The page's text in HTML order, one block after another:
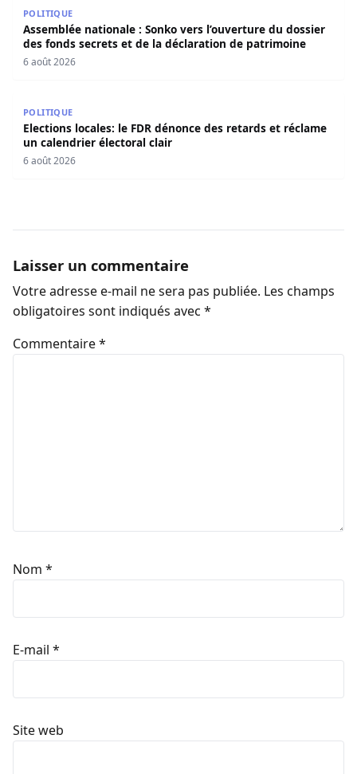
POLITIQUE
Assemblée nationale : Sonko vers l’ouverture du dossier
des fonds secrets et de la déclaration de patrimoine
6 août 2026
POLITIQUE
Elections locales: le FDR dénonce des retards et réclame
un calendrier électoral clair
6 août 2026
Laisser un commentaire
Votre adresse e-mail ne sera pas publiée. Les champs
obligatoires sont indiqués avec *
Commentaire*
Nom *
E-mail *
Site web